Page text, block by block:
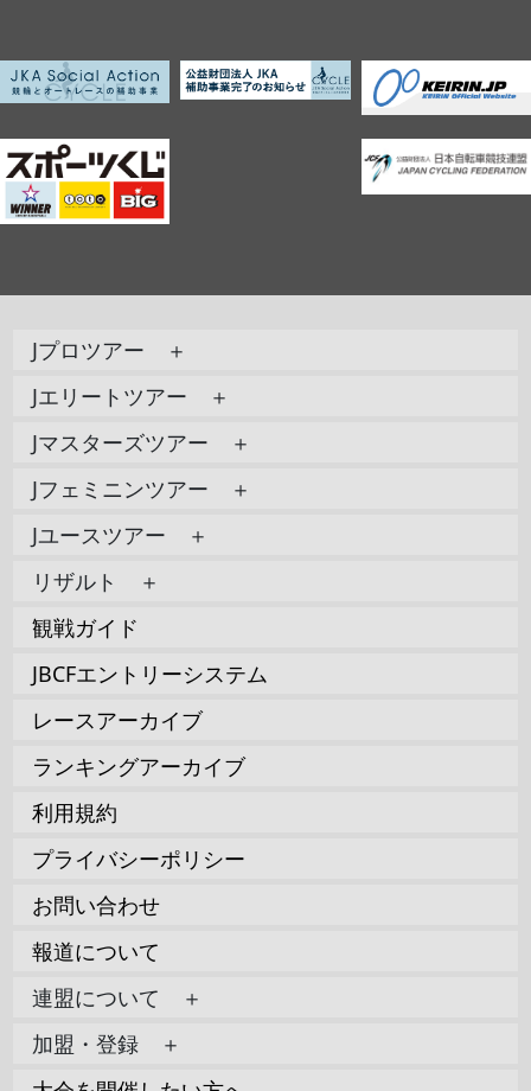
Jプロツアー ＋
Jエリートツアー ＋
Jマスターズツアー ＋
Jフェミニンツアー ＋
Jユースツアー ＋
リザルト ＋
観戦ガイド
JBCFエントリーシステム
レースアーカイブ
ランキングアーカイブ
利用規約
プライバシーポリシー
お問い合わせ
報道について
連盟について ＋
加盟・登録 ＋